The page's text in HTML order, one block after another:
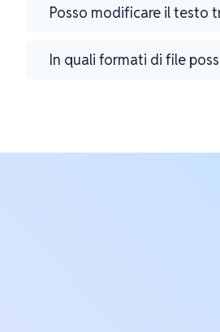
Posso modificare il testo
In quali formati di file